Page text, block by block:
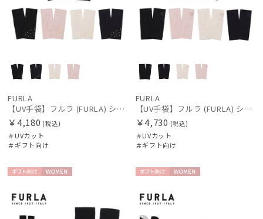
カテゴリー
ブランド
傘機能
帽子
売上点数順
お気に入り
FURLA
【UV手袋】フルラ (FURLA) ショート ＵＶ手袋 ミモザ 指無し 接触冷感
￥4,180 (税込)
＃UVカット
＃ギフト向け
FURLA
【UV手袋】フルラ (FURLA) ショート ＵＶ手袋 シアーフラワー 指無し 接触冷感
￥4,730 (税込)
＃UVカット
＃ギフト向け
向け
N
向け
N